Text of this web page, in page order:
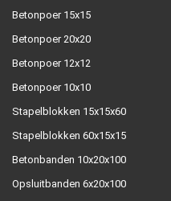
Betonpoer 15x15
Betonpoer 20x20
Betonpoer 12x12
Betonpoer 10x10
Stapelblokken 15x15x60
Stapelblokken 60x15x15
Betonbanden 10x20x100
Opsluitbanden 6x20x100